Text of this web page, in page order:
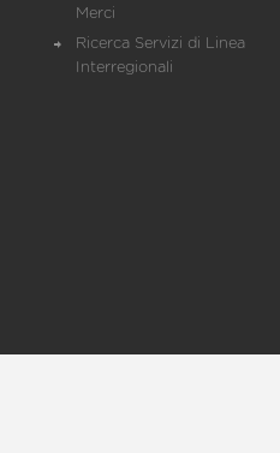
Merci
Ricerca Servizi di Linea
Interregionali